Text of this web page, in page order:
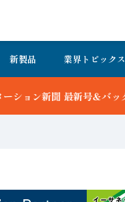
新製品 業界トピックス
無料で公開中 詳細はこちら